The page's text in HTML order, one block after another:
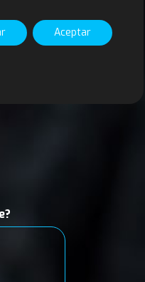
Aceptar